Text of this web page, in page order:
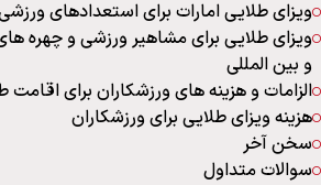
ویزای طلایی امارات برای استعدادهای
ویزای طلایی برای مشاهیر ورزشی و چهره
و بین المللی
الزامات و هزینه های ورزشکاران برای اقامت
هزینه ویزای طلایی برای ورزشکاران
سخن آخر
سوالات متداول